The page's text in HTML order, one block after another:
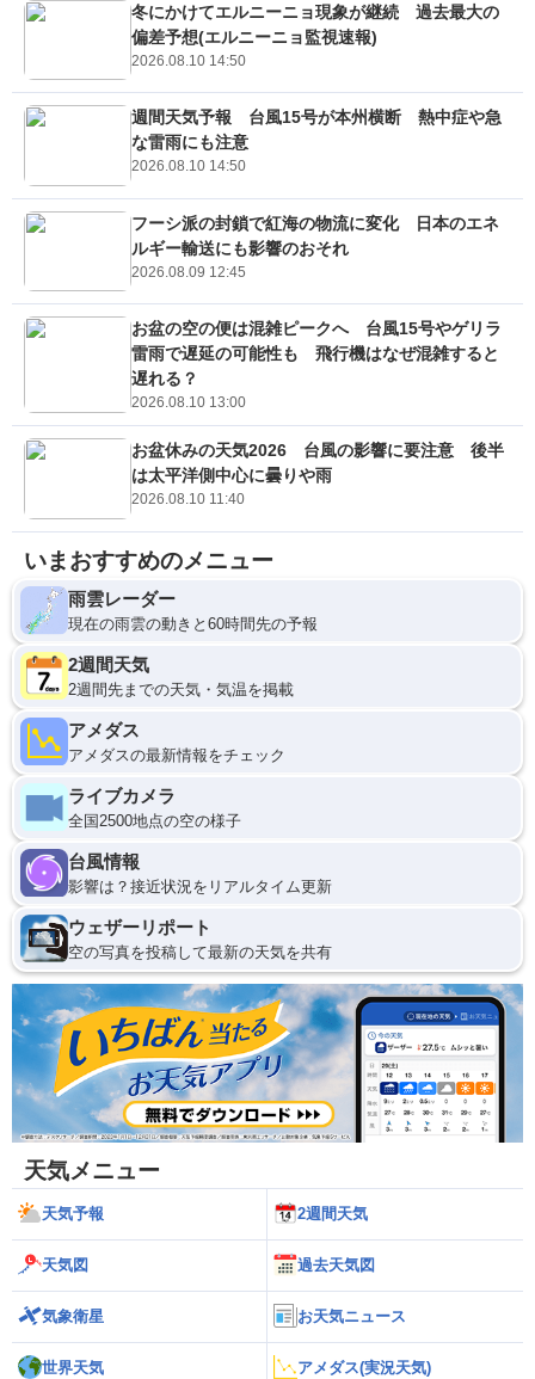
冬にかけてエルニーニョ現象が継続 過去最大の
偏差予想(エルニーニョ監視速報)
2026.08.10 14:50
週間天気予報 台風15号が本州横断 熱中症や急
な雷雨にも注意
2026.08.10 14:50
フーシ派の封鎖で紅海の物流に変化 日本のエネ
ルギー輸送にも影響のおそれ
2026.08.09 12:45
お盆の空の便は混雑ピークへ 台風15号やゲリラ
雷雨で遅延の可能性も 飛行機はなぜ混雑すると
遅れる？
2026.08.10 13:00
お盆休みの天気2026 台風の影響に要注意 後半
は太平洋側中心に曇りや雨
2026.08.10 11:40
いまおすすめのメニュー
雨雲レーダー
現在の雨雲の動きと60時間先の予報
2週間天気
2週間先までの天気・気温を掲載
アメダス
アメダスの最新情報をチェック
ライブカメラ
全国2500地点の空の様子
台風情報
影響は？接近状況をリアルタイム更新
ウェザーリポート
空の写真を投稿して最新の天気を共有
天気メニュー
天気予報 2週間天気
天気図 過去天気図
気象衛星 お天気ニュース
世界天気 アメダス(実況天気)